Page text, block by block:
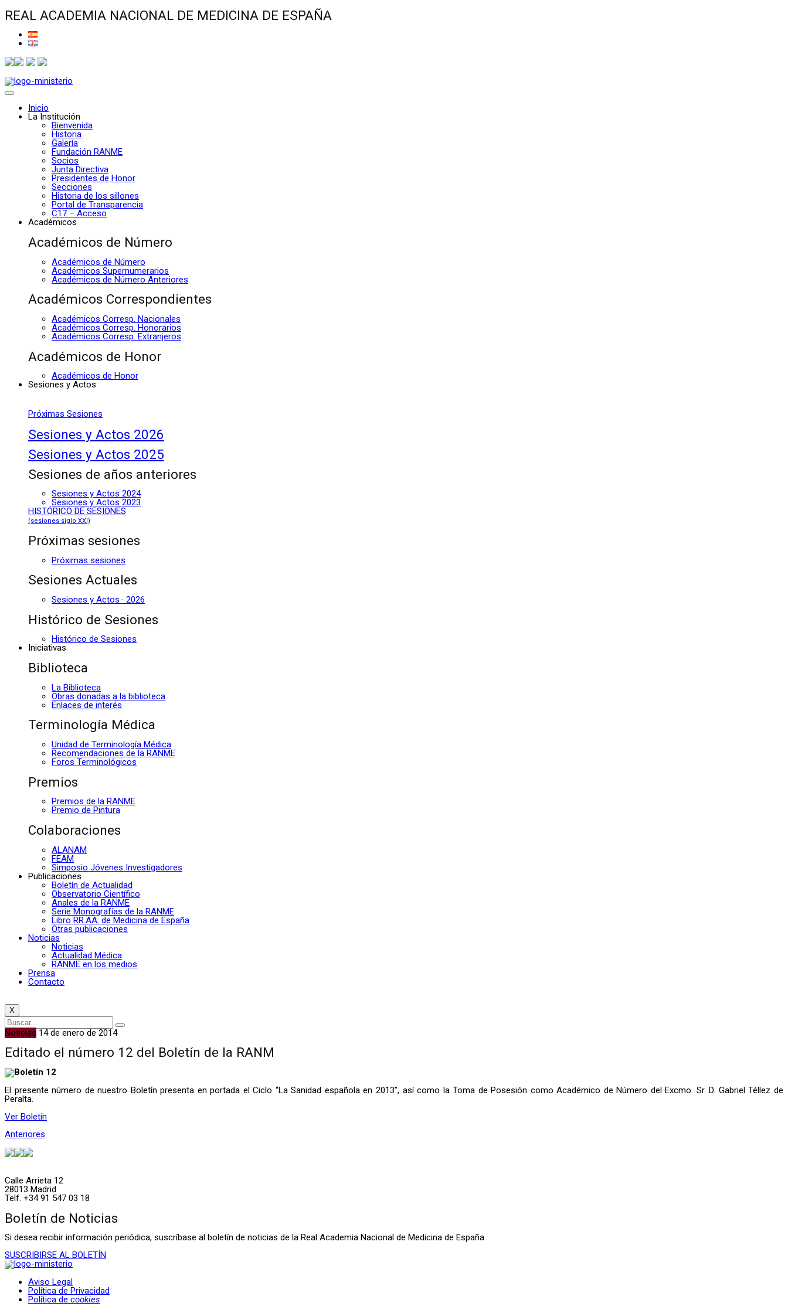
REAL ACADEMIA NACIONAL DE MEDICINA DE ESPAÑA
Inicio
La Institución
Bienvenida
Historia
Galería
Fundación RANME
Socios
Junta Directiva
Presidentes de Honor
Secciones
Historia de los sillones
Portal de Transparencia
C17 – Acceso
Académicos
Académicos de Número
Académicos de Número
Académicos Supernumerarios
Académicos de Número Anteriores
Académicos Correspondientes
Académicos Corresp. Nacionales
Académicos Corresp. Honorarios
Académicos Corresp. Extranjeros
Académicos de Honor
Académicos de Honor
Sesiones y Actos
Próximas Sesiones
Sesiones y Actos 2026
Sesiones y Actos 2025
Sesiones de años anteriores
Sesiones y Actos 2024
Sesiones y Actos 2023
HISTÓRICO DE SESIONES
(sesiones siglo XXI)
Próximas sesiones
Próximas sesiones
Sesiones Actuales
Sesiones y Actos · 2026
Histórico de Sesiones
Histórico de Sesiones
Iniciativas
Biblioteca
La Biblioteca
Obras donadas a la biblioteca
Enlaces de interés
Terminología Médica
Unidad de Terminología Médica
Recomendaciones de la RANME
Foros Terminológicos
Premios
Premios de la RANME
Premio de Pintura
Colaboraciones
ALANAM
FEAM
Simposio Jóvenes Investigadores
Publicaciones
Boletín de Actualidad
Observatorio Científico
Anales de la RANME
Serie Monografías de la RANME
Libro RR.AA. de Medicina de España
Otras publicaciones
Noticias
Noticias
Actualidad Médica
RANME en los medios
Prensa
Contacto
X
Noticias 14 de enero de 2014
Editado el número 12 del Boletín de la RANM
El presente número de nuestro Boletín presenta en portada el Ciclo “La Sanidad española en 2013”, así como la Toma de Posesión como Académico de Número del Excmo. Sr. D. Gabriel Téllez de
Peralta.
Ver Boletín
Anteriores
Calle Arrieta 12
28013 Madrid
Telf. +34 91 547 03 18
Boletín de Noticias
Si desea recibir información periódica, suscríbase al boletín de noticias de la Real Academia Nacional de Medicina de España
SUSCRIBIRSE AL BOLETÍN
Aviso Legal
Política de Privacidad
Política de cookies